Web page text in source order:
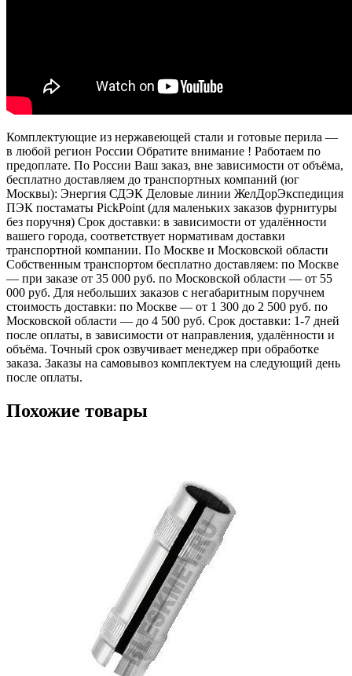
Комплектующие из нержавеющей стали и готовые перила —
в любой регион России Обратите внимание ! Работаем по
предоплате. По России Ваш заказ, вне зависимости от объёма,
бесплатно доставляем до транспортных компаний (юг
Москвы): Энергия СДЭК Деловые линии ЖелДорЭкспедиция
ПЭК постаматы PickPoint (для маленьких заказов фурнитуры
без поручня) Срок доставки: в зависимости от удалённости
вашего города, соответствует нормативам доставки
транспортной компании. По Москве и Московской области
Собственным транспортом бесплатно доставляем: по Москве
— при заказе от 35 000 руб. по Московской области — от 55
000 руб. Для небольших заказов с негабаритным поручнем
стоимость доставки: по Москве — от 1 300 до 2 500 руб. по
Московской области — до 4 500 руб. Срок доставки: 1-7 дней
после оплаты, в зависимости от направления, удалённости и
объёма. Точный срок озвучивает менеджер при обработке
заказа. Заказы на самовывоз комплектуем на следующий день
после оплаты.
Похожие товары